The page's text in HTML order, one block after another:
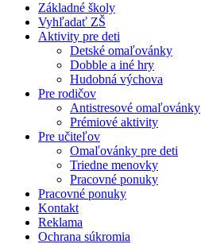
Základné školy
Vyhľadať ZŠ
Aktivity pre deti
Detské omaľovánky
Dobble a iné hry
Hudobná výchova
Pre rodičov
Antistresové omaľovánky
Prémiové aktivity
Pre učiteľov
Omaľovánky pre deti
Triedne menovky
Pracovné ponuky
Pracovné ponuky
Kontakt
Reklama
Ochrana súkromia